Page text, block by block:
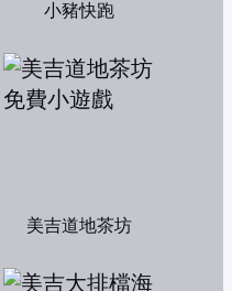
小豬快跑
美吉道地茶坊